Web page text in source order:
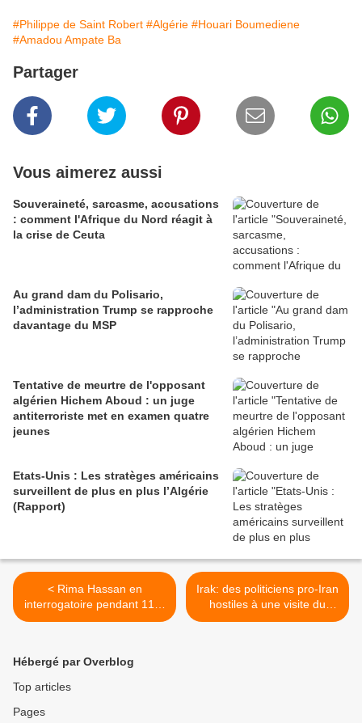
#Philippe de Saint Robert #Algérie #Houari Boumediene
#Amadou Ampate Ba
Partager
Vous aimerez aussi
Souveraineté, sarcasme, accusations
: comment l'Afrique du Nord réagit à
la crise de Ceuta
Au grand dam du Polisario,
l’administration Trump se rapproche
davantage du MSP
Tentative de meurtre de l'opposant
algérien Hichem Aboud : un juge
antiterroriste met en examen quatre
jeunes
Etats-Unis : Les stratèges américains
surveillent de plus en plus l’Algérie
(Rapport)
< Rima Hassan en
interrogatoire pendant 11 H
30 !
Irak: des politiciens pro-Iran
hostiles à une visite du
président syrien >
Hébergé par Overblog
Top articles
Pages